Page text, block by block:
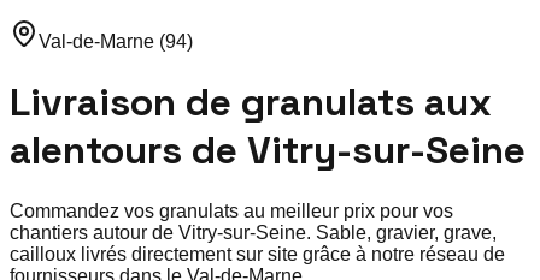
Val-de-Marne (94)
Livraison de granulats aux
alentours de Vitry-sur-Seine
Commandez vos granulats au meilleur prix pour vos
chantiers autour de Vitry-sur-Seine. Sable, gravier, grave,
cailloux livrés directement sur site grâce à notre réseau de
fournisseurs dans le Val-de-Marne.